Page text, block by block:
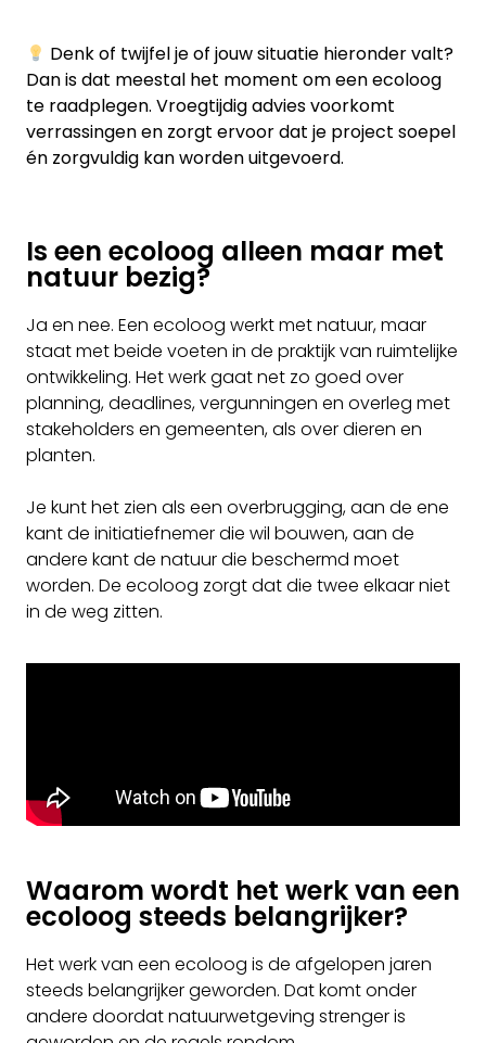
Denk of twijfel je of jouw situatie hieronder valt?
Dan is dat meestal het moment om een ecoloog
te raadplegen. Vroegtijdig advies voorkomt
verrassingen en zorgt ervoor dat je project soepel
én zorgvuldig kan worden uitgevoerd.
Is een ecoloog alleen maar met
natuur bezig?
Ja en nee. Een ecoloog werkt met natuur, maar
staat met beide voeten in de praktijk van ruimtelijke
ontwikkeling. Het werk gaat net zo goed over
planning, deadlines, vergunningen en overleg met
stakeholders en gemeenten, als over dieren en
planten.
Je kunt het zien als een overbrugging, aan de ene
kant de initiatiefnemer die wil bouwen, aan de
andere kant de natuur die beschermd moet
worden. De ecoloog zorgt dat die twee elkaar niet
in de weg zitten.
Waarom wordt het werk van een
ecoloog steeds belangrijker?
Het werk van een ecoloog is de afgelopen jaren
steeds belangrijker geworden. Dat komt onder
andere doordat natuurwetgeving strenger is